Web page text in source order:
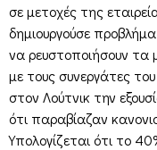
σε μετοχές της
δημιουργούσε
να ρευστοποιήσουν τα
με τους συνεργάτες
στον Λούτνικ την
ότι παραβίαζαν
Υπολογίζεται ότι το